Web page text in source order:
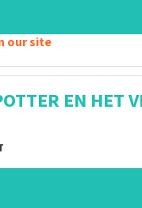
our site
EN HET